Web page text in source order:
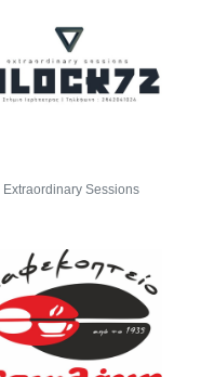
Extraordinary Sessions